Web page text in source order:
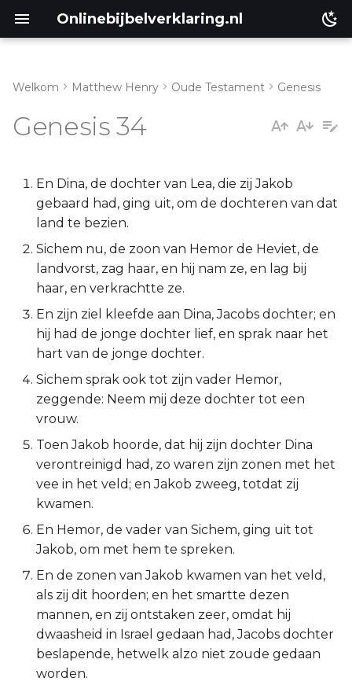
Onlinebijbelverklaring.nl
Genesis 34:6-17
Genesis 34:18-24
Genesis 34:25-31
Lukas
Johannes
Handelingen
Romeinen
1 Korinthe
2 Korinthe
Galaten
Éfeze
Filipenzen
Kolossenzen
1 Thessalonicenzen
2 Thessalonicenzen
1 Timótheüs
Welkom Matthew Henry Oude Testament Genesis
Genesis 34
En Dina, de dochter van Lea, die zij Jakob
gebaard had, ging uit, om de dochteren van dat
land te bezien.
Sichem nu, de zoon van Hemor de Heviet, de
landvorst, zag haar, en hij nam ze, en lag bij
haar, en verkrachtte ze.
En zijn ziel kleefde aan Dina, Jacobs dochter; en
hij had de jonge dochter lief, en sprak naar het
hart van de jonge dochter.
Sichem sprak ook tot zijn vader Hemor,
zeggende: Neem mij deze dochter tot een
vrouw.
Toen Jakob hoorde, dat hij zijn dochter Dina
verontreinigd had, zo waren zijn zonen met het
vee in het veld; en Jakob zweeg, totdat zij
kwamen.
En Hemor, de vader van Sichem, ging uit tot
Jakob, om met hem te spreken.
En de zonen van Jakob kwamen van het veld,
als zij dit hoorden; en het smartte dezen
mannen, en zij ontstaken zeer, omdat hij
dwaasheid in Israel gedaan had, Jacobs dochter
beslapende, hetwelk alzo niet zoude gedaan
worden.